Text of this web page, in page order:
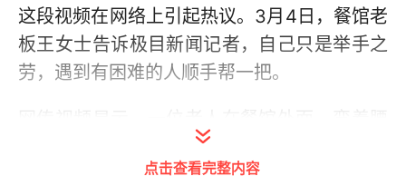
这段视频在网络上引起热议。3月4日，餐馆老
板王女士告诉极目新闻记者，自己只是举手之
劳，遇到有困难的人顺手帮一把。
吃着其他人吃剩下的面。这时，一个女孩端着
一碗面走了出去并告诉老人，这是送他的。网
点击查看完整内容